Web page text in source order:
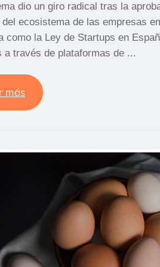
dio un giro radical tras la
ecosistema de las empresas
como la Ley de Startups en
a través de plataformas de ...
más